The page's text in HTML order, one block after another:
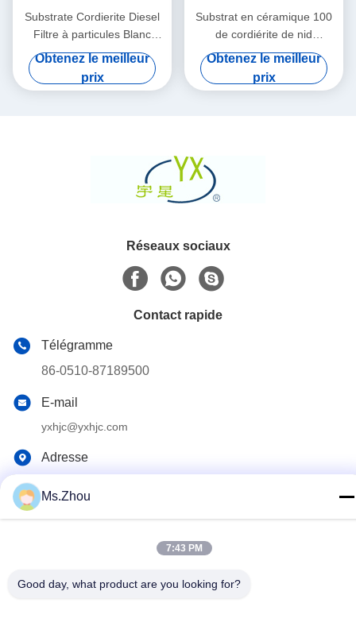
Substrate Cordierite Diesel
Filtre à particules Blanc
Haute porosité
Obtenez le meilleur
prix
Substrat en céramique 100
de cordiérite de nid
d'abeilles rond de Dpf
densité de 200 cellules de
CPSI
Obtenez le meilleur
prix
Réseaux sociaux
Contact rapide
Télégramme
86-0510-87189500
E-mail
yxhjc@yxhjc.com
Adresse
Copyright 2013-2026 Jiangsu Province Yixing Nonmetallic
Ms.Zhou
7:43 PM
Good day, what product are you looking for?